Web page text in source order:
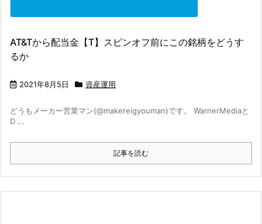
AT&Tから配当金【T】スピンオフ前にこの銘柄をどうす
るか
2021年8月5日 資産運用
どうもメーカー営業マン(@makereigyouman)です。 WarnerMediaと
D ...
記事を読む